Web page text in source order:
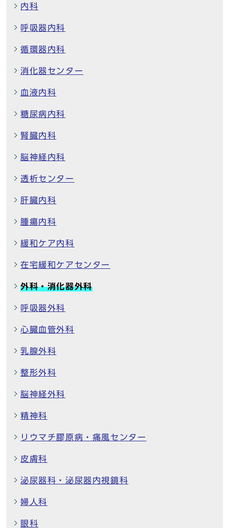
内科
呼吸器内科
循環器内科
消化器センター
血液内科
糖尿病内科
腎臓内科
脳神経内科
透析センター
肝臓内科
腫瘍内科
緩和ケア内科
在宅緩和ケアセンター
外科・消化器外科
呼吸器外科
心臓血管外科
乳腺外科
整形外科
脳神経外科
精神科
リウマチ膠原病・痛風センター
皮膚科
泌尿器科・泌尿器内視鏡科
婦人科
眼科